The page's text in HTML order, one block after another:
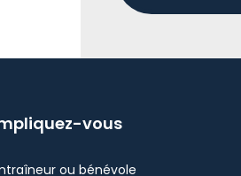
vous
ou bénévole